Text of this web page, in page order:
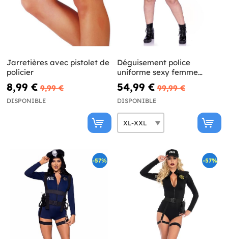
Jarretières avec pistolet de
policier
8,99 € 9,99 €
DISPONIBLE
Déguisement police
uniforme sexy femme
grande taille
54,99 € 99,99 €
DISPONIBLE
-57% -57%